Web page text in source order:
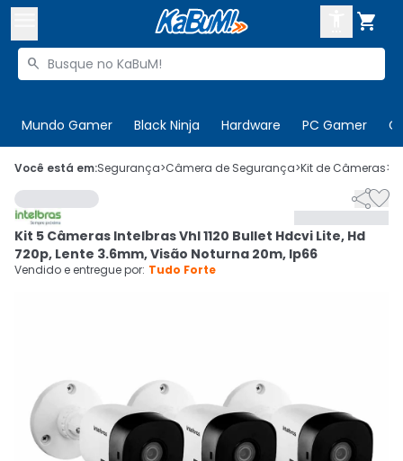

Buscar produtos

Mundo Gamer Black Ninja Hardware PC Gamer
 Olá. Acesse sua conta
 Departamentos
Cupons
CADASTRE-SE
Você está em:Segurança>Câmera de Segurança>Kit de Câmeras>

Kit 5 Câmeras Intelbras Vhl 1120 Bullet Hdcvi Lite, Hd
720p, Lente 3.6mm, Visão Noturna 20m, Ip66
Vendido e entregue por: Tudo Forte